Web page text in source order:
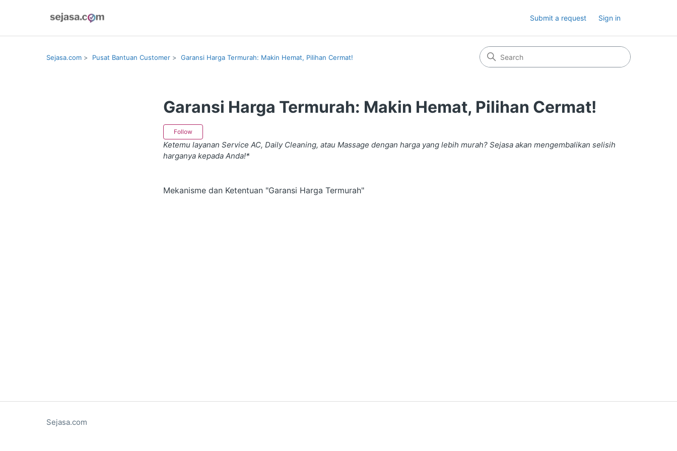
Submit a request Sign in
Sejasa.com Pusat Bantuan Customer Garansi Harga Termurah: Makin Hemat, Pilihan Cermat!
Garansi Harga Termurah: Makin Hemat, Pilihan Cermat!
Follow
Ketemu layanan Service AC, Daily Cleaning, atau Massage dengan harga yang lebih murah? Sejasa akan mengembalikan selisih
harganya kepada Anda!*
Mekanisme dan Ketentuan "Garansi Harga Termurah"
Sejasa.com